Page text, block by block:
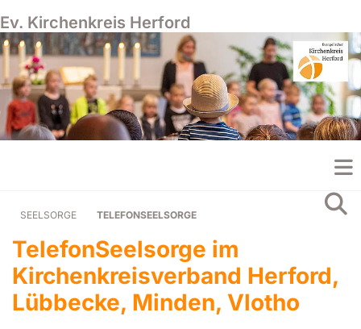
Ev. Kirchenkreis Herford
SEELSORGE TELEFONSEELSORGE
TelefonSeelsorge im
Kirchenkreisverband Herford,
Lübbecke, Minden, Vlotho